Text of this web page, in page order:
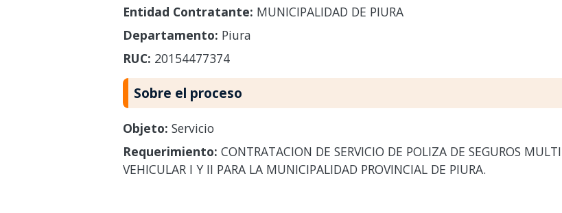
Entidad Contratante: MUNICIPALIDAD DE PIURA
Departamento: Piura
RUC: 20154477374
Sobre el proceso
Objeto: Servicio
Requerimiento: CONTRATACION DE SERVICIO DE POLIZA DE SEGUROS
VEHICULAR I Y II PARA LA MUNICIPALIDAD PROVINCIAL DE PIURA.